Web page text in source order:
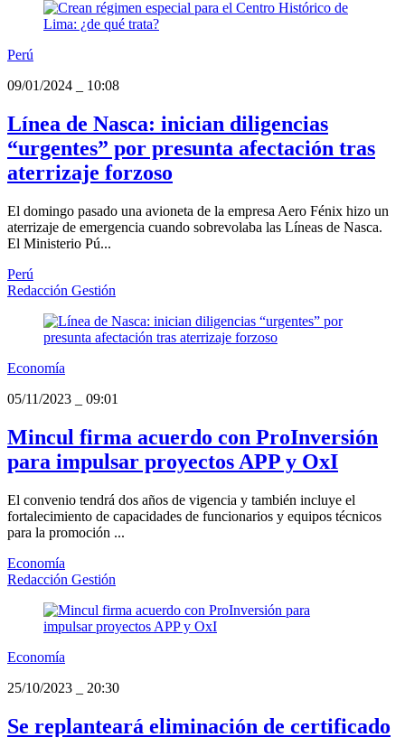
Perú
09/01/2024
10:08
Línea de Nasca: inician diligencias
“urgentes” por presunta afectación tras
aterrizaje forzoso
El domingo pasado una avioneta de la empresa Aero Fénix hizo un
aterrizaje de emergencia cuando sobrevolaba las Líneas de Nasca.
El Ministerio Pú...
Perú
Redacción Gestión
Economía
05/11/2023
09:01
Mincul firma acuerdo con ProInversión
para impulsar proyectos APP y OxI
El convenio tendrá dos años de vigencia y también incluye el
fortalecimiento de capacidades de funcionarios y equipos técnicos
para la promoción ...
Economía
Redacción Gestión
Economía
25/10/2023
20:30
Se replanteará eliminación de certificado